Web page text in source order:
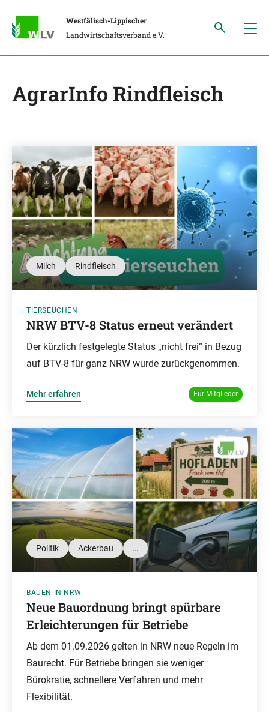
Westfälisch-Lippischer
Landwirtschaftsverband e.V.
AgrarInfo Rindfleisch
Milch Rindfleisch
TIERSEUCHEN
NRW BTV-8 Status erneut verändert
Der kürzlich festgelegte Status „nicht frei“ in Bezug
auf BTV-8 für ganz NRW wurde zurückgenommen.
Mehr erfahren Für Mitglieder
Politik Ackerbau …
BAUEN IN NRW
Neue Bauordnung bringt spürbare
Erleichterungen für Betriebe
Ab dem 01.09.2026 gelten in NRW neue Regeln im
Baurecht. Für Betriebe bringen sie weniger
Bürokratie, schnellere Verfahren und mehr
Flexibilität.